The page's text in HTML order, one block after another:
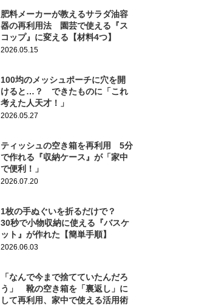
肥料メーカーが教えるサラダ油容
器の再利用法 園芸で使える『ス
コップ』に変える【材料4つ】
2026.05.15
100均のメッシュポーチに穴を開
けると…？ できたものに「これ
考えた人天才！」
2026.05.27
ティッシュの空き箱を再利用 5分
で作れる『収納ケース』が「家中
で便利！」
2026.07.20
1枚の手ぬぐいを折るだけで？
30秒で小物収納に使える『バスケ
ット』が作れた【簡単手順】
2026.06.03
「なんで今まで捨てていたんだろ
う」 靴の空き箱を「裏返し」に
して再利用、家中で使える活用術